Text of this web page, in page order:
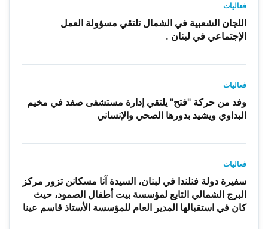
فعاليات
اللجان الشعبية في الشمال تلتقي مسؤولة العمل
الإجتماعي في لبنان .
فعاليات
وفد من حركة "فتح" يلتقي إدارة مستشفى صفد في مخيم
البداوي ويشيد بدورها الصحي والإنساني
فعاليات
سفيرة دولة فنلندا في لبنان، السيدة آنا مسكانن تزور مركز
البرج الشمالي التابع لمؤسسة بيت أطفال الصمود، حيث
كان في استقبالها المدير العام للمؤسسة الأستاذ قاسم عينا